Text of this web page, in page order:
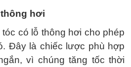
hơi
có lỗ thông hơi cho phép
Đây là chiếc lược phù hợp
vì chúng tăng tốc thời